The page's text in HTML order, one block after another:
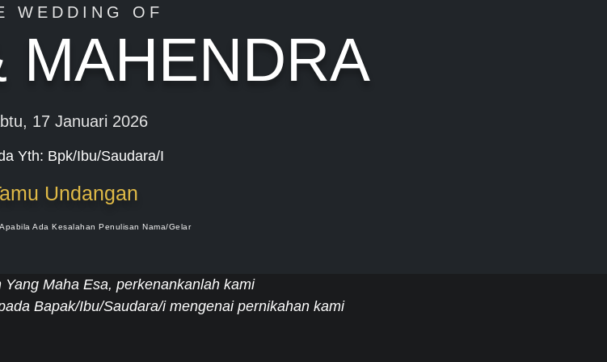
WEDDING OF
MAHENDRA
17 Januari 2026
Yth: Bpk/Ibu/Saudara/I
Undangan
Ada Kesalahan Penulisan Nama/gelar
Yang Maha Esa, perkenankanlah kami
Bapak/Ibu/Saudara/i mengenai pernikahan kami